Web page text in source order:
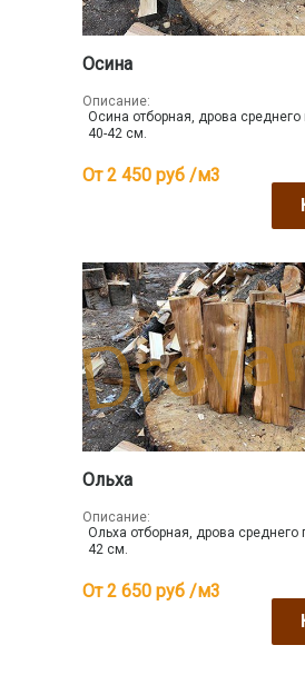
Осина
Описание:
Осина отборная, дрова среднего
40-42 см.
От 2 450 руб /м3
Ольха
Описание:
Ольха отборная, дрова среднего
42 см.
От 2 650 руб /м3